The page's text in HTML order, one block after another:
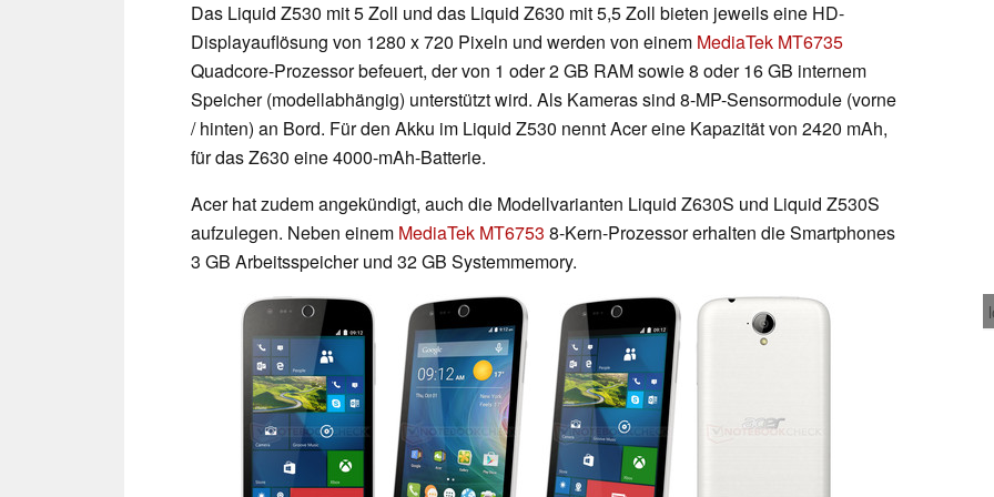
Das Liquid Z530 mit 5 Zoll und das Liquid Z630 mit 5,5 Zoll bieten jeweils eine HD-
Displayauflösung von 1280 x 720 Pixeln und werden von einem MediaTek MT6735
Quadcore-Prozessor befeuert, der von 1 oder 2 GB RAM sowie 8 oder 16 GB internem
Speicher (modellabhängig) unterstützt wird. Als Kameras sind 8-MP-Sensormodule (vorne
/ hinten) an Bord. Für den Akku im Liquid Z530 nennt Acer eine Kapazität von 2420 mAh,
für das Z630 eine 4000-mAh-Batterie.
Acer hat zudem angekündigt, auch die Modellvarianten Liquid Z630S und Liquid Z530S
aufzulegen. Neben einem MediaTek MT6753 8-Kern-Prozessor erhalten die Smartphones
3 GB Arbeitsspeicher und 32 GB Systemmemory.